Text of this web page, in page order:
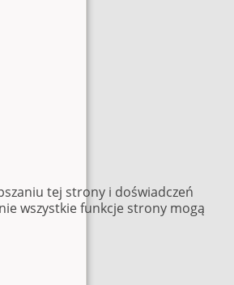
tej strony i doświadczeń
wszystkie funkcje strony mogą